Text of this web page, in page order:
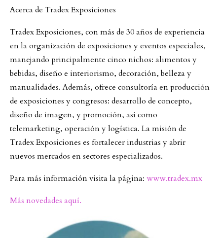
Acerca de Tradex Exposiciones
Tradex Exposiciones, con más de 30 años de experiencia
en la organización de exposiciones y eventos especiales,
manejando principalmente cinco nichos: alimentos y
bebidas, diseño e interiorismo, decoración, belleza y
manualidades. Además, ofrece consultoría en producción
de exposiciones y congresos: desarrollo de concepto,
diseño de imagen, y promoción, así como
telemarketing, operación y logística. La misión de
Tradex Exposiciones es fortalecer industrias y abrir
nuevos mercados en sectores especializados.
Para más información visita la página: www.tradex.mx
Más novedades aquí.